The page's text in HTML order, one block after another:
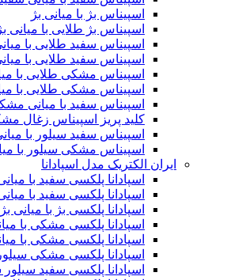
اسپیناس بژ با میانی بژ
اسپیناس بژ طلایی با میانی
اسپیناس سفید طلایی با
اسپیناس سفید طلایی با
اسپیناس مشکی طلایی با
اسپیناس مشکی طلایی با
اسپیناس سفید با میانی
کلید پریز اسپیناس زغال
اسپیناس سفید سیلور با
اسپیناس مشکی سیلور با
ایران الکتریک مدل اسپادانا
اسپادانا پلکسی سفید با
اسپادانا پلکسی سفید با
اسپادانا پلکسی بژ با میانی بژ
اسپادانا پلکسی مشکی با
اسپادانا پلکسی مشکی با
اسپادانا پلکسی مشکی
اسپادانا پلکسی سفید